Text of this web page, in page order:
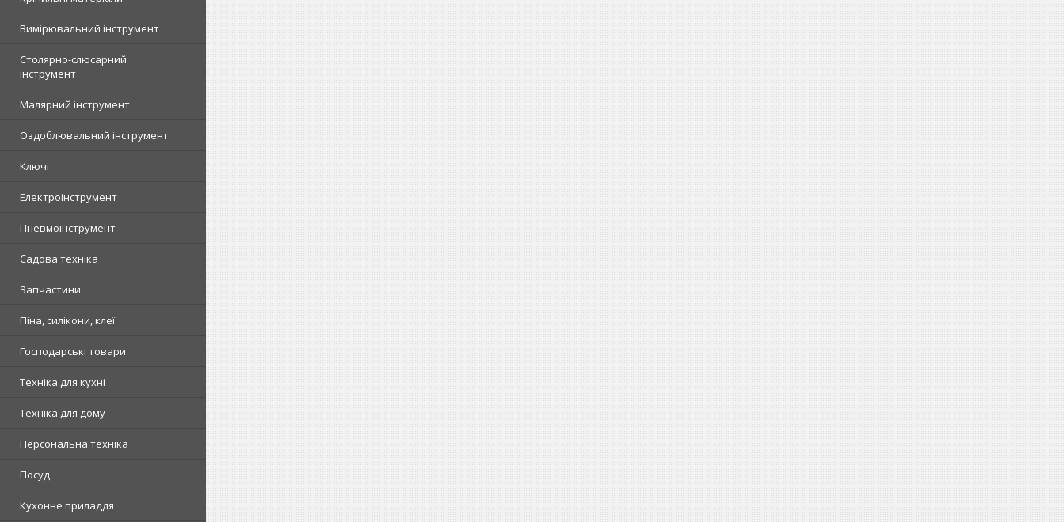
Вимірювальний інструмент
Столярно-слюсарний
інструмент
Малярний інструмент
Оздоблювальний інструмент
Ключі
Електроінструмент
Пневмоінструмент
Садова техніка
Запчастини
Піна, силікони, клеї
Господарські товари
Техніка для кухні
Техніка для дому
Персональна техніка
Посуд
Кухонне приладдя